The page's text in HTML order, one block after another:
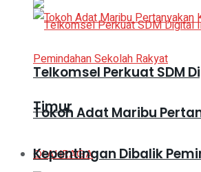
Telkomsel Perkuat SDM
Timur
OLAHRAGA
Tokoh Adat Maribu
Kepentingan Dibalik